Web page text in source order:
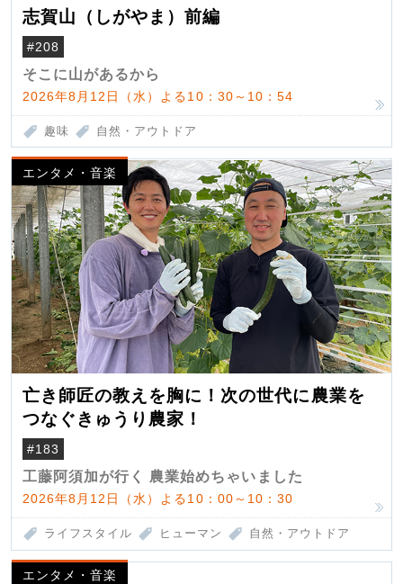
志賀山（しがやま）前編
#208
そこに山があるから
2026年8月12日（水）よる10：30～10：54
趣味 自然・アウトドア
エンタメ・音楽
亡き師匠の教えを胸に！次の世代に農業を
つなぐきゅうり農家！
#183
工藤阿須加が行く 農業始めちゃいました
2026年8月12日（水）よる10：00～10：30
ライフスタイル ヒューマン 自然・アウトドア
エンタメ・音楽